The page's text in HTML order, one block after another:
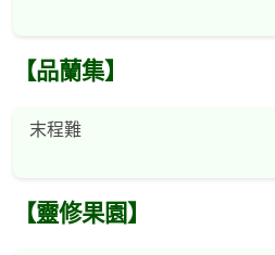
【品蘭集】
末程難
【靈修果園】